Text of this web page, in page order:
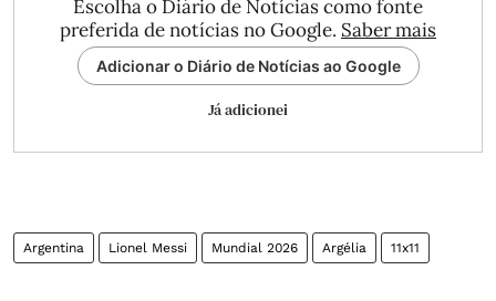
Escolha o Diário de Notícias como fonte
preferida de notícias no Google. Saber mais
Adicionar o Diário de Notícias ao Google
Já adicionei
Argentina Lionel Messi Mundial 2026 Argélia 11x11